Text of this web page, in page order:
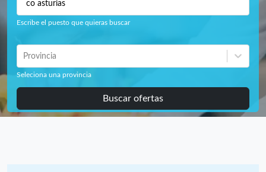
Escribe el puesto que quieras buscar
Provincia
Seleciona una provincia
Buscar ofertas